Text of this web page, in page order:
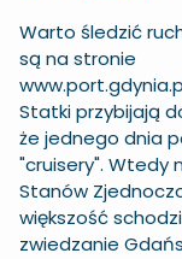
Warto śledzić
są na stronie
Statki przybijają
że jednego dnia
"cruisery". Wtedy
Stanów
większość
zwiedzanie